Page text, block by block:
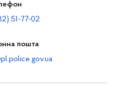
51-77-02
пошта